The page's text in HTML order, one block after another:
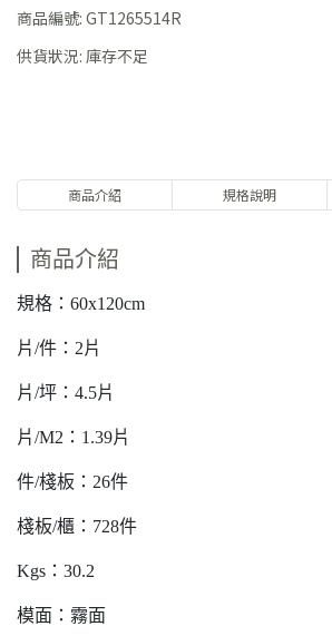
商品編號: GT1265514R
供貨狀況: 庫存不足
商品介紹 規格說明
商品介紹
規格：60x120cm
片/件：2片
片/坪：4.5片
片/M2：1.39片
件/棧板：26件
棧板/櫃：728件
Kgs：30.2
模面：霧面